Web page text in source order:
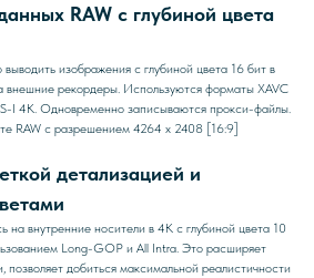
RAW с глубиной цвета
изображения с глубиной цвета 16 бит в
внешние рекордеры. Используются форматы XAVC
I 4K. Одновременно записываются прокси-файлы.
RAW с разрешением 4264 x 2408 [16:9]
детализацией и
на внутренние носители в 4K с глубиной цвета 10
Long-GOP и All Intra. Это расширяет
позволяет добиться максимальной реалистичности